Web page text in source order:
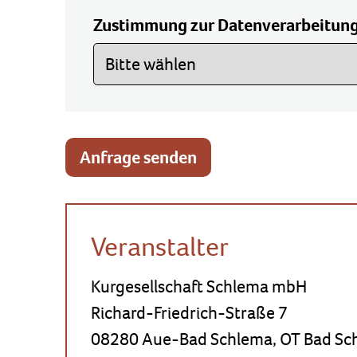
Zustimmung zur
Anfrage senden
Veranstalter
Kurgesellschaft Schlema mbH
Richard-Friedrich-Straße 7
08280 Aue-Bad Schlema, OT Bad